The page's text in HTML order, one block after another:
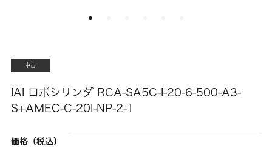
中古
IAI ロボシリンダ RCA-SA5C-I-20-6-500-A3-
S+AMEC-C-20I-NP-2-1
価格（税込）